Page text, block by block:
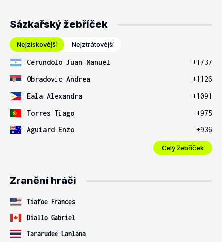
Sázkařský žebříček
Nejziskovější Nejztrátovější
Cerundolo Juan Manuel
+1737
Obradovic Andrea
+1126
Eala Alexandra
+1091
Torres Tiago
+975
Aguiard Enzo
+936
Celý žebříček
Zranění hráči
Tiafoe Frances
Diallo Gabriel
Tararudee Lanlana